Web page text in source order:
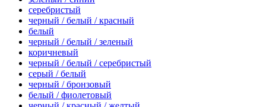
серебристый
черный / белый / красный
белый
черный / белый / зеленый
коричневый
черный / белый / серебристый
серый / белый
черный / бронзовый
белый / фиолетовый